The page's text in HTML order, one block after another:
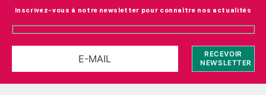
Inscrivez-vous à notre newsletter pour connaître nos actualités